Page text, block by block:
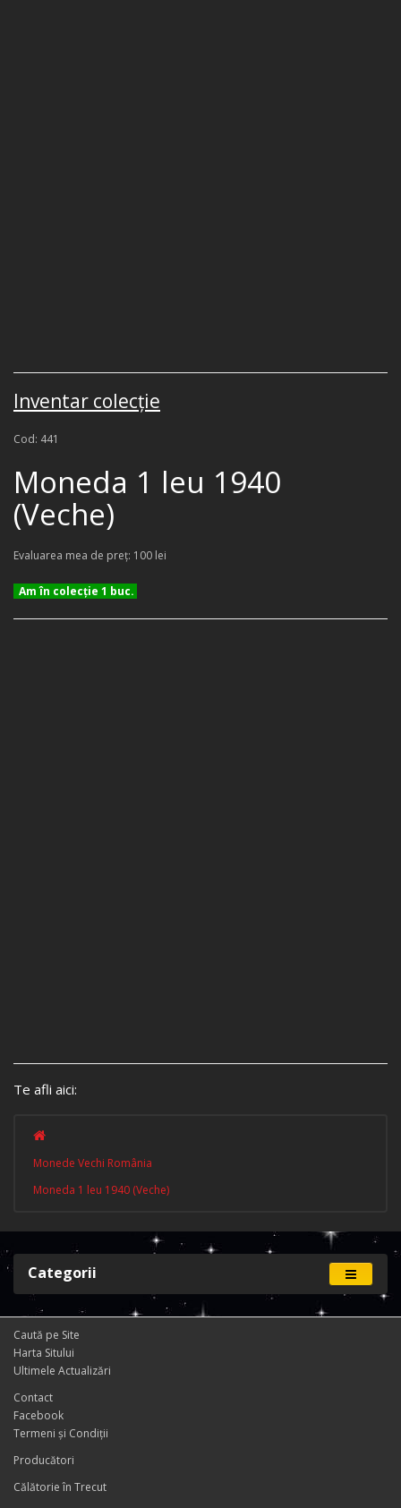
Inventar colecţie
Cod: 441
Moneda 1 leu 1940
(Veche)
Evaluarea mea de preţ: 100 lei
Am în colecţie 1 buc.
Te afli aici:
Monede Vechi România
Moneda 1 leu 1940 (Veche)
Categorii
Caută pe Site
Harta Sitului
Ultimele Actualizări
Contact
Facebook
Termeni și Condiţii
Producători
Călătorie în Trecut